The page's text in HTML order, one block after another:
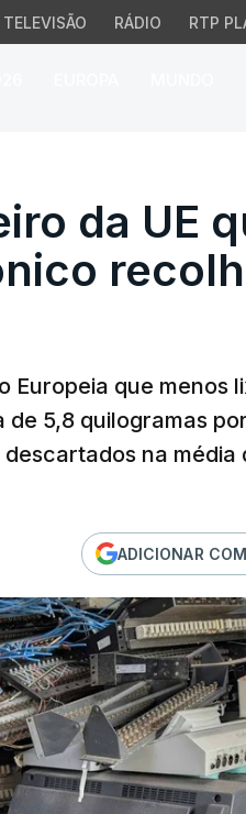
TELEVISÃO RÁDIO RTP
da UE
da UE
Europeia que menos
5,8 quilogramas
na média
ADICIONAR